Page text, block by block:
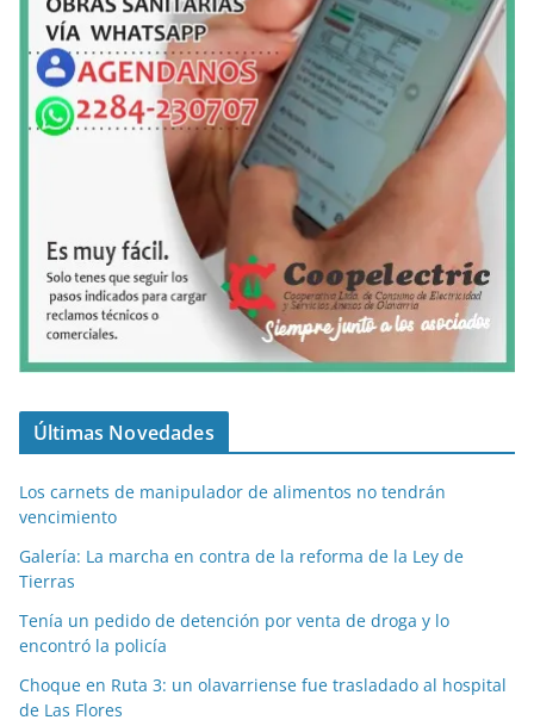
Últimas Novedades
Los carnets de manipulador de alimentos no tendrán
vencimiento
Galería: La marcha en contra de la reforma de la Ley de
Tierras
Tenía un pedido de detención por venta de droga y lo
encontró la policía
Choque en Ruta 3: un olavarriense fue trasladado al hospital
de Las Flores